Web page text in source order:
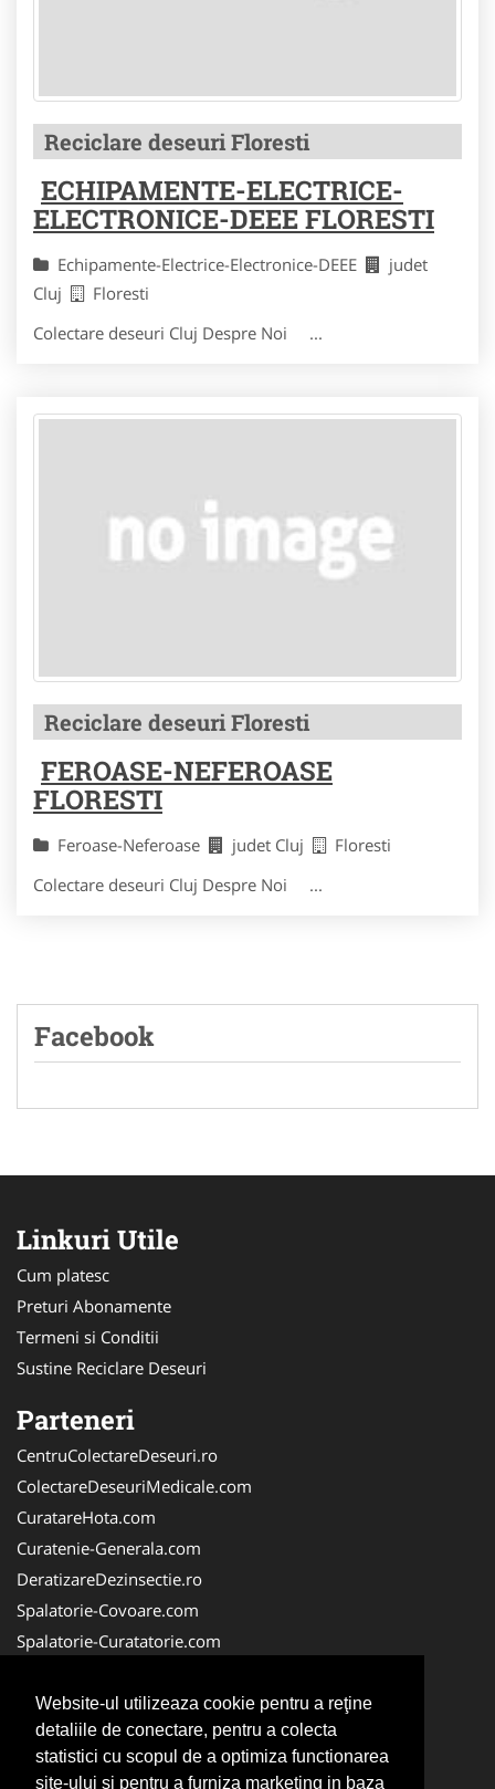
Website-ul utilizeaza cookie pentru a reţine
detaliile de conectare, pentru a colecta
statistici cu scopul de a optimiza functionarea
site-ului si pentru a furniza marketing in baza
Reciclare deseuri Floresti
ECHIPAMENTE-ELECTRICE-
ELECTRONICE-DEEE FLORESTI
Echipamente-Electrice-Electronice-DEEE
judet
Cluj
Floresti
Colectare deseuri Cluj Despre Noi ...
Reciclare deseuri Floresti
FEROASE-NEFEROASE
FLORESTI
Feroase-Neferoase judet Cluj
Floresti
Colectare deseuri Cluj Despre Noi ...
Facebook
Linkuri Utile
Cum platesc
Preturi Abonamente
Termeni si Conditii
Sustine Reciclare Deseuri
Parteneri
CentruColectareDeseuri.ro
ColectareDeseuriMedicale.com
CuratareHota.com
Curatenie-Generala.com
DeratizareDezinsectie.ro
Spalatorie-Covoare.com
Spalatorie-Curatatorie.com
FirmaDeratizare.ro
Service-Reparatii.com
Servicii-DDD.com